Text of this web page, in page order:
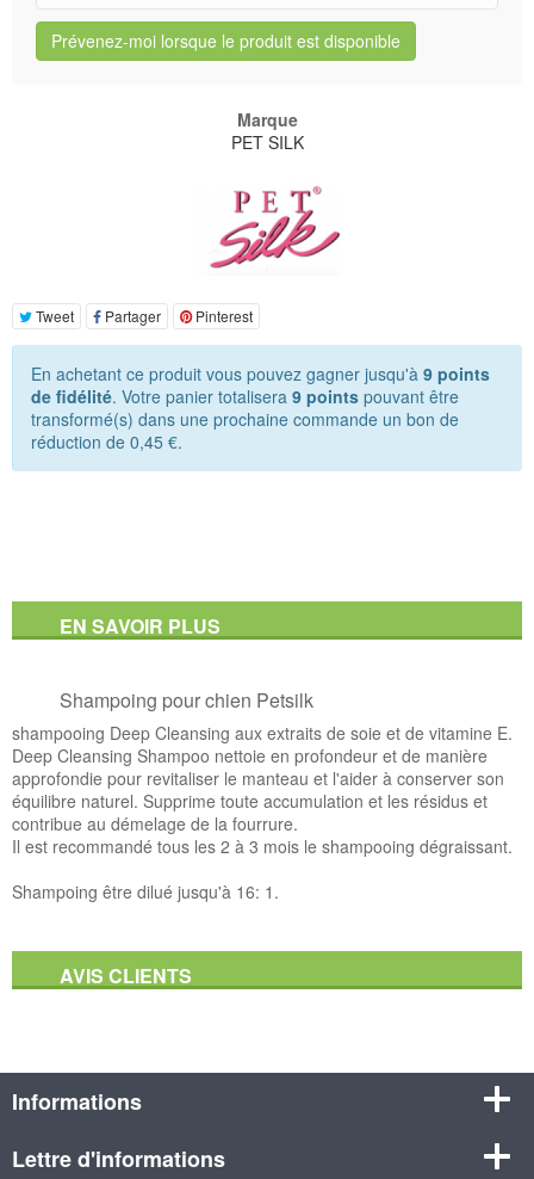
Prévenez-moi lorsque le produit est disponible
Marque
PET SILK
Tweet Partager Pinterest
En achetant ce produit vous pouvez gagner jusqu'à 9 points
de fidélité. Votre panier totalisera 9 points pouvant être
transformé(s) dans une prochaine commande un bon de
réduction de 0,45 €.
EN SAVOIR PLUS
Shampoing pour chien Petsilk
shampooing Deep Cleansing aux extraits de soie et de vitamine E.
Deep Cleansing Shampoo nettoie en profondeur et de manière
approfondie pour revitaliser le manteau et l'aider à conserver son
équilibre naturel. Supprime toute accumulation et les résidus et
contribue au démelage de la fourrure.
Il est recommandé tous les 2 à 3 mois le shampooing dégraissant.
Shampoing être dilué jusqu'à 16: 1.
AVIS CLIENTS
Informations
Lettre d'informations